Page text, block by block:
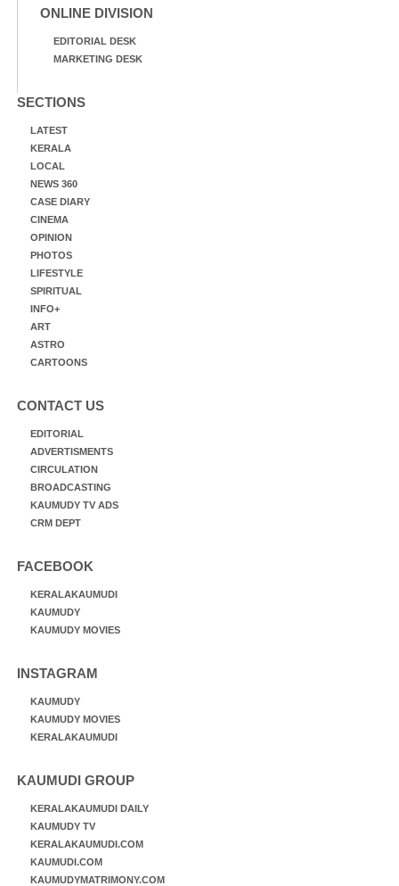
ONLINE DIVISION
EDITORIAL DESK
MARKETING DESK
SECTIONS
LATEST
KERALA
LOCAL
NEWS 360
CASE DIARY
CINEMA
OPINION
PHOTOS
LIFESTYLE
SPIRITUAL
INFO+
ART
ASTRO
CARTOONS
CONTACT US
EDITORIAL
ADVERTISMENTS
CIRCULATION
BROADCASTING
KAUMUDY TV ADS
CRM DEPT
FACEBOOK
KERALAKAUMUDI
KAUMUDY
KAUMUDY MOVIES
INSTAGRAM
KAUMUDY
KAUMUDY MOVIES
KERALAKAUMUDI
KAUMUDI GROUP
KERALAKAUMUDI DAILY
KAUMUDY TV
KERALAKAUMUDI.COM
KAUMUDI.COM
KAUMUDYMATRIMONY.COM